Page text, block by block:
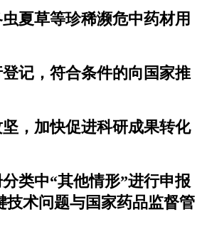
夏草等珍稀濒危中药材用
记，符合条件的向国家推
，加快促进科研成果转化
类中“其他情形”进行申报
技术问题与国家药品监督管